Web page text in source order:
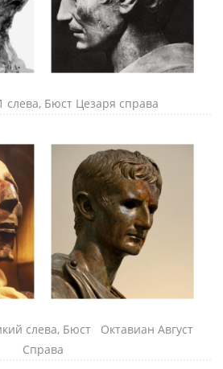
слева, Бюст Цезаря справа
слева, Бюст Октавиан Август
Справа